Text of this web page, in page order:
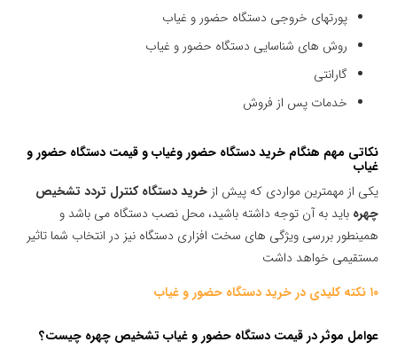
پورتهای خروجی دستگاه حضور و غیاب
روش های شناسایی دستگاه حضور و غیاب
گارانتی
خدمات پس از فروش
نکاتی مهم هنگام خرید دستگاه حضور وغیاب و قیمت دستگاه حضور و
غیاب
یکی از مهمترین مواردی که پیش از خرید دستگاه کنترل تردد تشخیص
چهره باید به آن توجه داشته باشید، محل نصب دستگاه می باشد و
همینطور بررسی ویژگی های سخت افزاری دستگاه نیز در انتخاب شما تاثیر
مستقیمی خواهد داشت
۱۰ نکته کلیدی در خرید دستگاه حضور و غیاب
عوامل موثر در قیمت دستگاه حضور و غیاب تشخیص چهره چیست؟